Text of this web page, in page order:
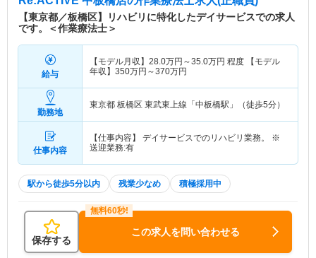
【東京都／板橋区】リハビリに特化したデイサービスでの求人
です。＜作業療法士＞
給与
【モデル月収】 28.0万円～35.0万円 程度 【モデル
年収】 350万円～370万円
勤務地
東京都 板橋区 東武東上線「中板橋駅」（徒歩5分）
仕事内容
【仕事内容】 デイサービスでのリハビリ業務。 ※
送迎業務:有
駅から徒歩5分以内 残業少なめ 積極採用中
保存する
この求人を問い合わせる